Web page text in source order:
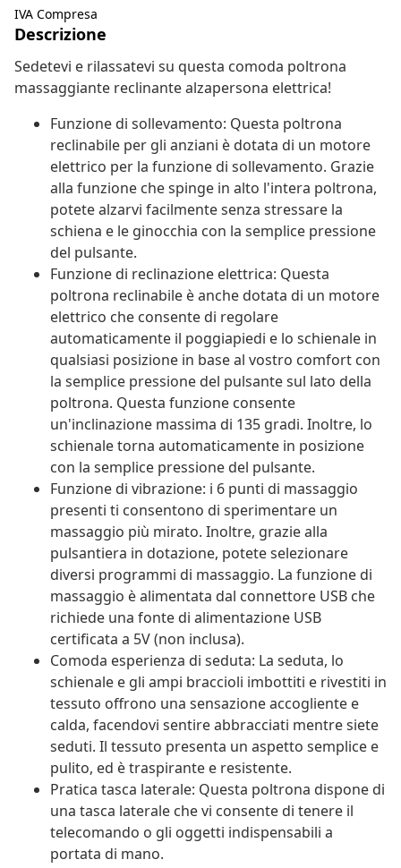
IVA Compresa
Descrizione
Sedetevi e rilassatevi su questa comoda poltrona
massaggiante reclinante alzapersona elettrica!
Funzione di sollevamento: Questa poltrona
reclinabile per gli anziani è dotata di un motore
elettrico per la funzione di sollevamento. Grazie
alla funzione che spinge in alto l'intera poltrona,
potete alzarvi facilmente senza stressare la
schiena e le ginocchia con la semplice pressione
del pulsante.
Funzione di reclinazione elettrica: Questa
poltrona reclinabile è anche dotata di un motore
elettrico che consente di regolare
automaticamente il poggiapiedi e lo schienale in
qualsiasi posizione in base al vostro comfort con
la semplice pressione del pulsante sul lato della
poltrona. Questa funzione consente
un'inclinazione massima di 135 gradi. Inoltre, lo
schienale torna automaticamente in posizione
con la semplice pressione del pulsante.
Funzione di vibrazione: i 6 punti di massaggio
presenti ti consentono di sperimentare un
massaggio più mirato. Inoltre, grazie alla
pulsantiera in dotazione, potete selezionare
diversi programmi di massaggio. La funzione di
massaggio è alimentata dal connettore USB che
richiede una fonte di alimentazione USB
certificata a 5V (non inclusa).
Comoda esperienza di seduta: La seduta, lo
schienale e gli ampi braccioli imbottiti e rivestiti in
tessuto offrono una sensazione accogliente e
calda, facendovi sentire abbracciati mentre siete
seduti. Il tessuto presenta un aspetto semplice e
pulito, ed è traspirante e resistente.
Pratica tasca laterale: Questa poltrona dispone di
una tasca laterale che vi consente di tenere il
telecomando o gli oggetti indispensabili a
portata di mano.